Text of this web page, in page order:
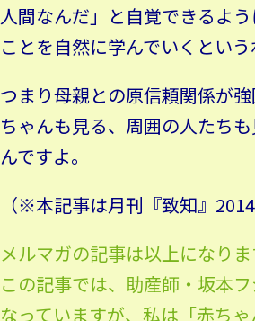
人間なんだ」と自覚できるよ
ことを自然に学んでいくという
つまり母親との原信頼関係が
ちゃんも見る、周囲の人たち
んですよ。
（※本記事は月刊『致知』
メルマガの記事は以上になり
この記事では、助産師・坂本
なっていますが、私は「赤ち